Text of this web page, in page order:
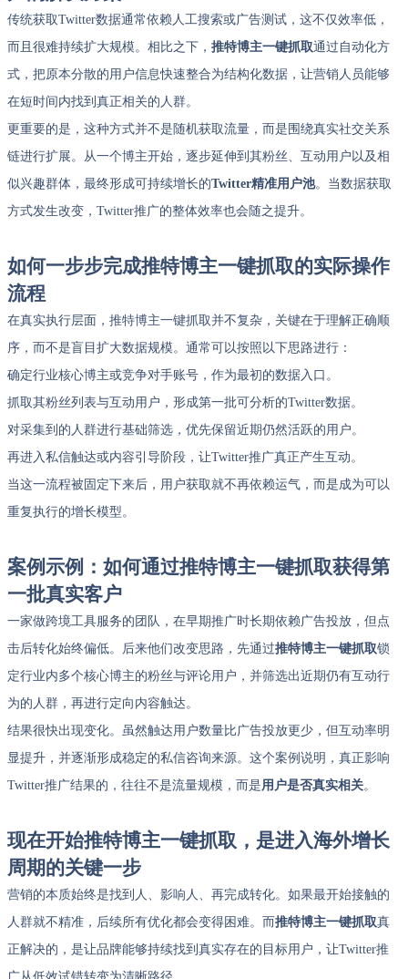
传统获取Twitter数据通常依赖人工搜索或广告测试，这不仅效率低，
而且很难持续扩大规模。相比之下， 推特博主一键抓取通过自动化方
式，把原本分散的用户信息快速整合为结构化数据，让营销人员能够
在短时间内找到真正相关的人群。
更重要的是，这种方式并不是随机获取流量，而是围绕真实社交关系
链进行扩展。从一个博主开始，逐步延伸到其粉丝、互动用户以及相
似兴趣群体，最终形成可持续增长的Twitter精准用户池。当数据获取
方式发生改变，Twitter推广的整体效率也会随之提升。
如何一步步完成推特博主一键抓取的实际操作
流程
在真实执行层面，推特博主一键抓取并不复杂，关键在于理解正确顺
序，而不是盲目扩大数据规模。通常可以按照以下思路进行：
确定行业核心博主或竞争对手账号，作为最初的数据入口。
抓取其粉丝列表与互动用户，形成第一批可分析的Twitter数据。
对采集到的人群进行基础筛选，优先保留近期仍然活跃的用户。
再进入私信触达或内容引导阶段，让Twitter推广真正产生互动。
当这一流程被固定下来后，用户获取就不再依赖运气，而是成为可以
重复执行的增长模型。
案例示例：如何通过推特博主一键抓取获得第
一批真实客户
一家做跨境工具服务的团队，在早期推广时长期依赖广告投放，但点
击后转化始终偏低。后来他们改变思路，先通过推特博主一键抓取锁
定行业内多个核心博主的粉丝与评论用户，并筛选出近期仍有互动行
为的人群，再进行定向内容触达。
结果很快出现变化。虽然触达用户数量比广告投放更少，但互动率明
显提升，并逐渐形成稳定的私信咨询来源。这个案例说明，真正影响
Twitter推广结果的，往往不是流量规模，而是用户是否真实相关。
现在开始推特博主一键抓取，是进入海外增长
周期的关键一步
营销的本质始终是找到人、影响人、再完成转化。如果最开始接触的
人群就不精准，后续所有优化都会变得困难。而推特博主一键抓取真
正解决的，是让品牌能够持续找到真实存在的目标用户，让Twitter推